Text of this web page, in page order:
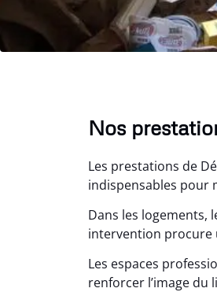
Nos
Les prestations de
indispensables pour
Dans les logements,
intervention procure
Les espaces
renforcer l’image